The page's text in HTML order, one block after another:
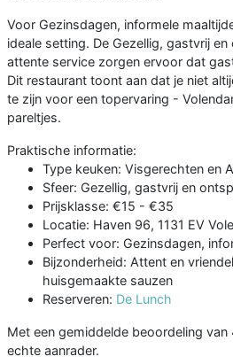
Voor Gezinsdagen, informele
ideale setting. De Gezellig, gastvrij
attente service zorgen ervoor dat
Dit restaurant toont aan dat je niet
te zijn voor een topervaring -
pareltjes.
Praktische informatie:
Type keuken: Visgerechten en
Sfeer: Gezellig, gastvrij en
Prijsklasse: €15 - €35
Locatie: Haven 96, 1131 EV
Perfect voor: Gezinsdagen,
Bijzonderheid: Attent en
huisgemaakte sauzen
Reserveren: De Lunch
Met een gemiddelde beoordeling van
echte aanrader.